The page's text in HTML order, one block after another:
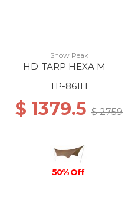
Snow Peak
HD-TARP HEXA M --
TP-861H
$ 1379.5 $ 2759
50% Off